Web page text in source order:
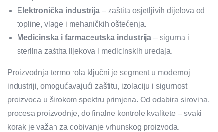
Elektronička industrija – zaštita osjetljivih dijelova od
topline, vlage i mehaničkih oštećenja.
Medicinska i farmaceutska industrija – sigurna i
sterilna zaštita lijekova i medicinskih uređaja.
Proizvodnja termo rola ključni je segment u modernoj
industriji, omogućavajući zaštitu, izolaciju i sigurnost
proizvoda u širokom spektru primjena. Od odabira sirovina,
procesa proizvodnje, do finalne kontrole kvalitete – svaki
korak je važan za dobivanje vrhunskog proizvoda.